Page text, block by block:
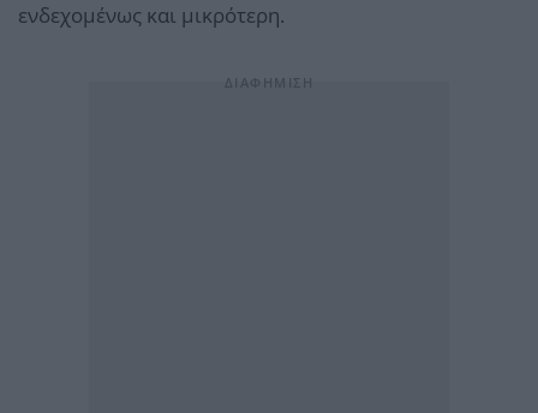
ενδεχομένως και μικρότερη.